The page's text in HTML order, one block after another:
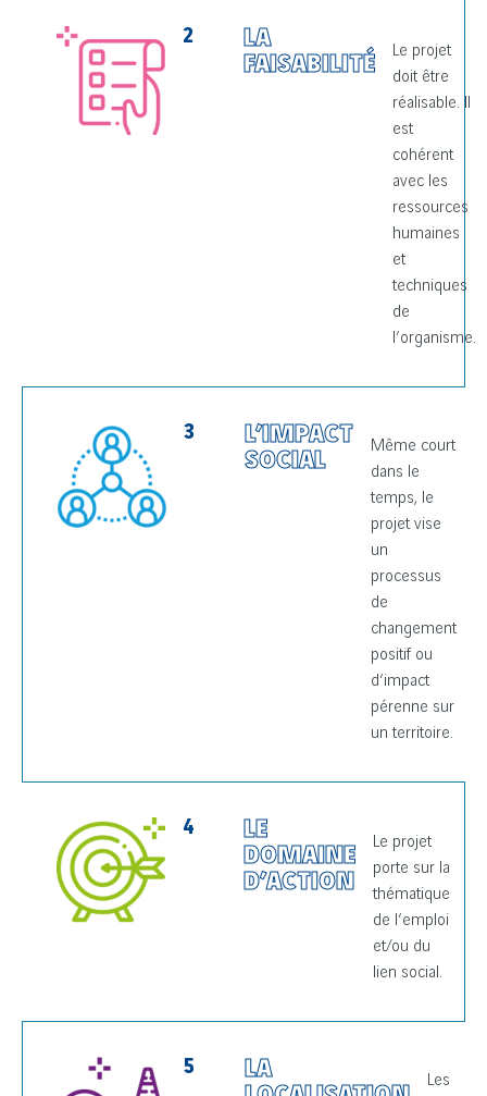
2
LA
FAISABILITÉ
Le projet
doit être
réalisable. Il
est
cohérent
avec les
ressources
humaines
et
techniques
de
l’organisme.
3
L’IMPACT
SOCIAL
Même court
dans le
temps, le
projet vise
un
processus
de
changement
positif ou
d’impact
pérenne sur
un territoire.
4
LE
DOMAINE
D’ACTION
Le projet
porte sur la
thématique
de l’emploi
et/ou du
lien social.
5
LA
Les